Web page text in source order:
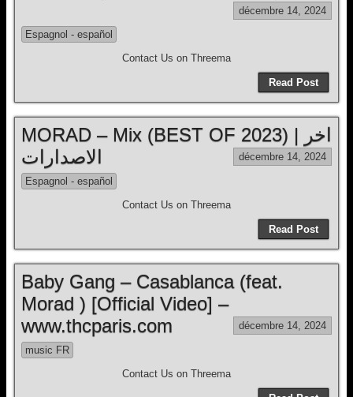
décembre 14, 2024
Espagnol - español
Contact Us on Threema
Read Post
MORAD – Mix (BEST OF 2023) | اخر
الاصدارات
décembre 14, 2024
Espagnol - español
Contact Us on Threema
Read Post
Baby Gang – Casablanca (feat.
Morad ) [Official Video] –
www.thcparis.com
décembre 14, 2024
music FR
Contact Us on Threema